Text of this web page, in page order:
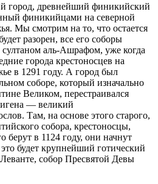
город, древнейший финикийский
финикийцами на северной
Мы смотрим на то, что остается
разорен, все его соборы
аль-Ашрафом, уже когда
города крестоносцев на
в 1291 году. А город был
соборе, который изначально
Великом, перестраивался
— великий
Там, на основе этого старого,
собора, крестоносцы,
берут в 1124 году, они начнут
будет крупнейший готический
собор Пресвятой Девы